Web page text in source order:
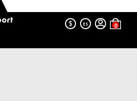
$ ES